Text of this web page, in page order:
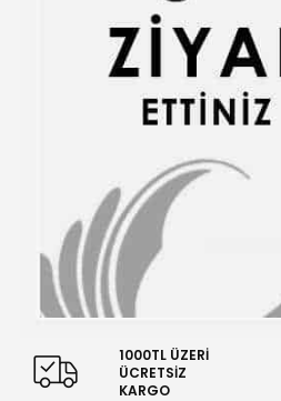
1000TL ÜZERİ
ÜCRETSİZ
KARGO